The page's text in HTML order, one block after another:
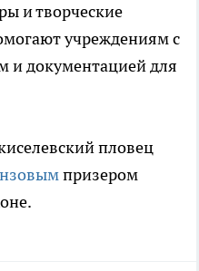
и творческие
учреждениям с
и документацией для
пловец
призером